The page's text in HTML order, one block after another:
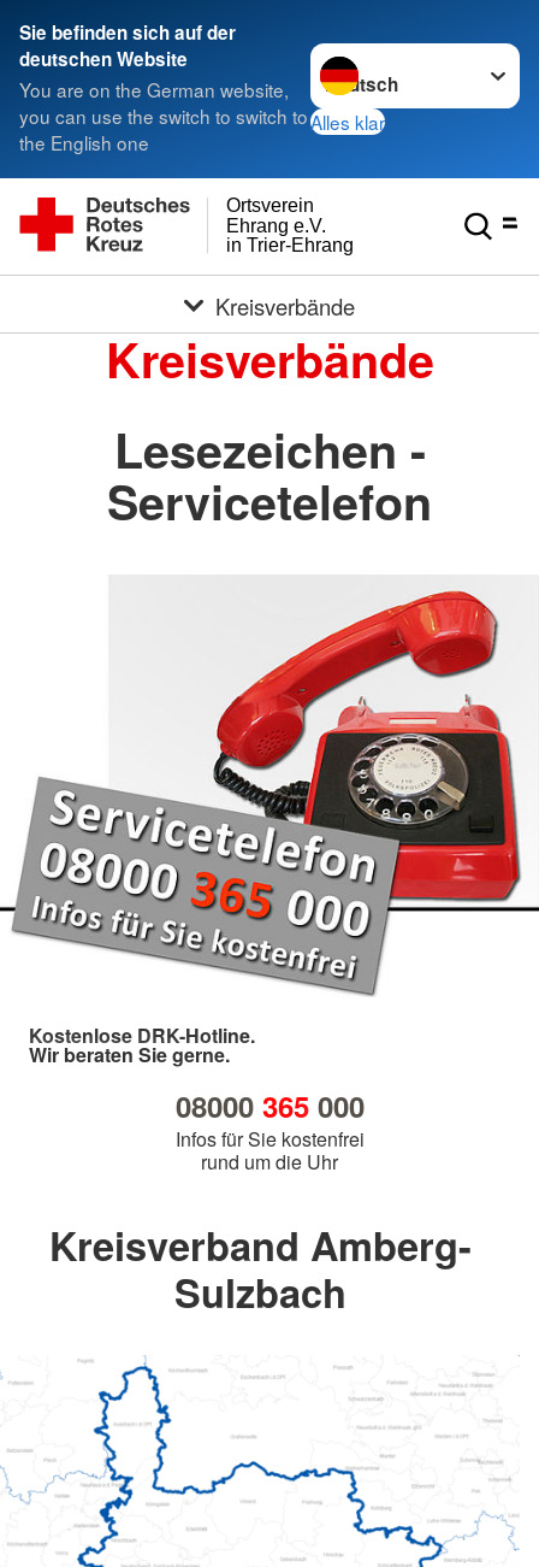
Sie befinden sich auf der
deutschen Website
You are on the German website,
you can use the switch to switch to
the English one
Sprache wechseln zu
Alles klar
in Trier-Ehrang
Ehrang e.V.
Ortsverein
Kreisverbände
Kreisverbände
Lesezeichen -
Servicetelefon
Kostenlose DRK-Hotline.
Wir beraten Sie gerne.
08000 365000
Infos für Sie kostenfrei
rund um die Uhr
Kreisverband Amberg-
Sulzbach